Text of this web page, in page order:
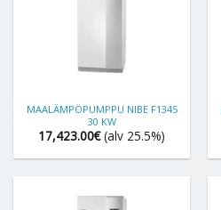
MAALÄMPÖPUMPPU NIBE F1345
30 KW
17,423.00€ (alv 25.5%)